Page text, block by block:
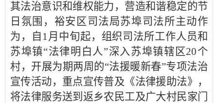
其法治意识和维权能力，营造和谐稳定的节
日氛围，裕安区司法局苏埠司法所主动作
为，自1月中旬起，组织司法所工作人员和
苏埠镇“法律明白人”深入苏埠镇辖区20个
村，开展为期两周的“法援暖新春”专项法治
宣传活动，重点宣传普及《法律援助法》，
将法律服务送到返乡农民工及广大村民家门